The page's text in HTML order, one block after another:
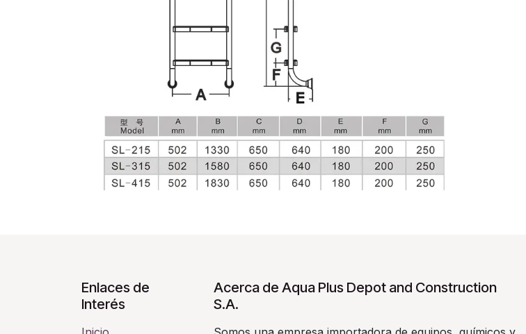
Enlaces de
Interés
Acerca de Aqua Plus Depot and Construction
S.A.